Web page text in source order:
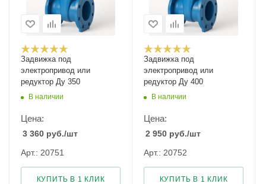
Задвижка под
электропривод или
редуктор Ду 350
В наличии
Цена:
3 360 руб./шт
Арт.: 20751
КУПИТЬ В 1 КЛИК
Задвижка под
электропривод или
редуктор Ду 400
В наличии
Цена:
2 950 руб./шт
Арт.: 20752
КУПИТЬ В 1 КЛИК